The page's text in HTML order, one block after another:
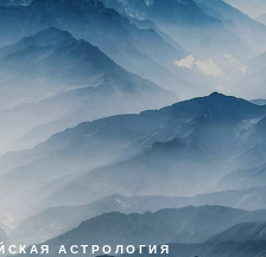
АСТРОЛОГИЯ